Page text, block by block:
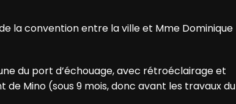
la convention entre la ville et Mme Dominique
du port d’échouage, avec rétroéclairage et
Mino (sous 9 mois, donc avant les travaux du